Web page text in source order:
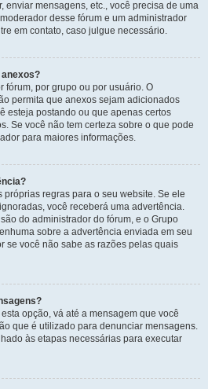
enviar mensagens, etc., você precisa de uma
desse fórum e um administrador
em contato, caso julgue necessário.
anexos?
fórum, por grupo ou por usuário. O
permita que anexos sejam adicionados
esteja postando ou que apenas certos
Se você não tem certeza sobre o que pode
para maiores informações.
regras para o seu website. Se ele
você receberá uma advertência.
do administrador do fórum, e o Grupo
sobre a advertência enviada em seu
se você não sabe as razões pelas quais
opção, vá até a mensagem que você
que é utilizado para denunciar mensagens.
às etapas necessárias para executar